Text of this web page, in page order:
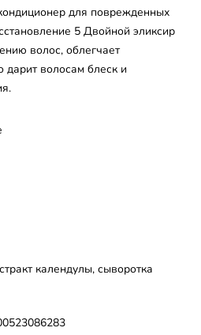
для поврежденных
5 Двойной эликсир
волос, облегчает
дарит волосам блеск и
календулы, сыворотка